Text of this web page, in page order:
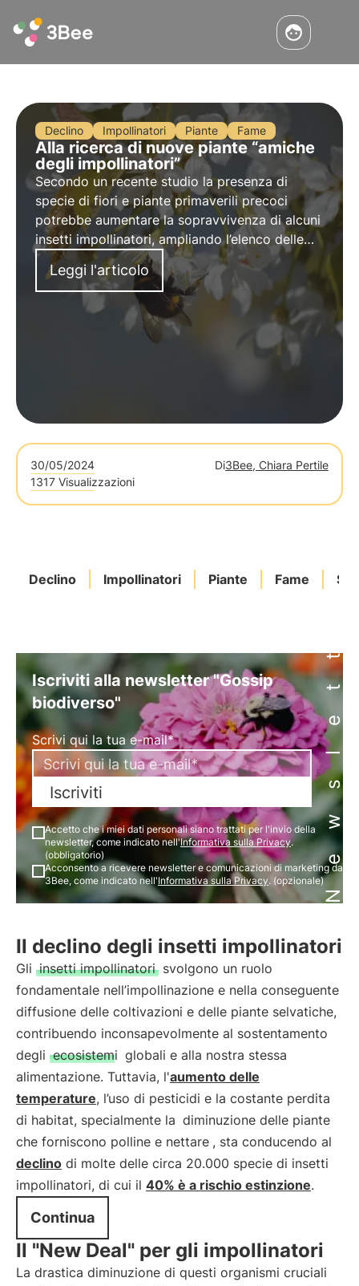
Declino Impollinatori Piante Fame
Alla ricerca di nuove piante “amiche
degli impollinatori”
Secondo un recente studio la presenza di
specie di fiori e piante primaverili precoci
potrebbe aumentare la sopravvivenza di alcuni
insetti impollinatori, ampliando l’elenco delle
piante “pollinator friendly”. Scopri di più sugli
alleati degli impollinatori in questo articolo.
Leggi l'articolo
30/05/2024 Di3Bee, Chiara Pertile
1317 Visualizzazioni
Declino Impollinatori Piante Fame Newsletter
Iscriviti alla newsletter "Gossip
biodiverso"
Scrivi qui la tua e-mail*
Iscriviti
Accetto che i miei dati personali siano trattati per l'invio della
newsletter, come indicato nell'Informativa sulla Privacy.
(obbligatorio)
Acconsento a ricevere newsletter e comunicazioni di marketing da
3Bee, come indicato nell'Informativa sulla Privacy. (opzionale)
Il declino degli insetti impollinatori
Gli insetti impollinatori svolgono un ruolo
fondamentale nell’impollinazione e nella conseguente
diffusione delle coltivazioni e delle piante selvatiche,
contribuendo inconsapevolmente al sostentamento
degli ecosistemi globali e alla nostra stessa
alimentazione. Tuttavia, l'aumento delle
temperature, l’uso di pesticidi e la costante perdita
di habitat, specialmente la diminuzione delle piante
che forniscono polline e nettare , sta conducendo al
declino di molte delle circa 20.000 specie di insetti
impollinatori, di cui il 40% è a rischio estinzione.
Continua
Il "New Deal" per gli impollinatori
La drastica diminuzione di questi organismi cruciali